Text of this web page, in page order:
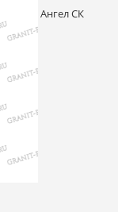
Ангел СК